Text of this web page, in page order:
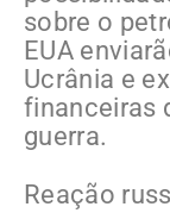
sobre o
EUA
Ucrânia e
financeiras
guerra.
Reação